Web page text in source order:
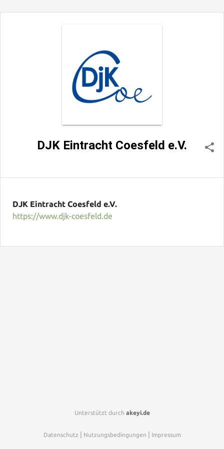
DJK Eintracht Coesfeld e.V.
DJK Eintracht Coesfeld e.V.
https://www.djk-coesfeld.de
Unterstützt durch akeyi.de
Datenschutz Nutzungsbedingungen Impressum